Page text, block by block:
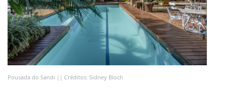
Pousada do Sandi || Créditos: Sidney Bloch